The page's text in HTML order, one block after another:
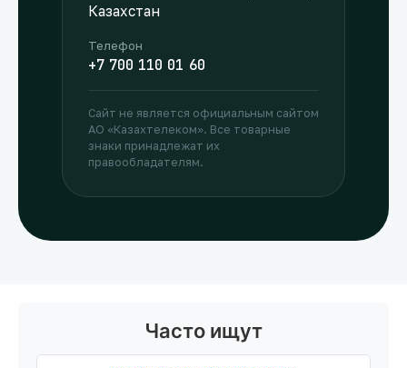
Казахстан
Телефон
+7 700 110 01 60
Сайт не является официальным сайтом
АО «Казахтелеком». Все товарные
знаки принадлежат их
правообладателям.
Часто ищут